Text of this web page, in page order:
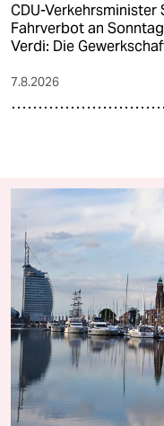
CDU-
Fahrverbot an
Verdi: Die
7.8.2026